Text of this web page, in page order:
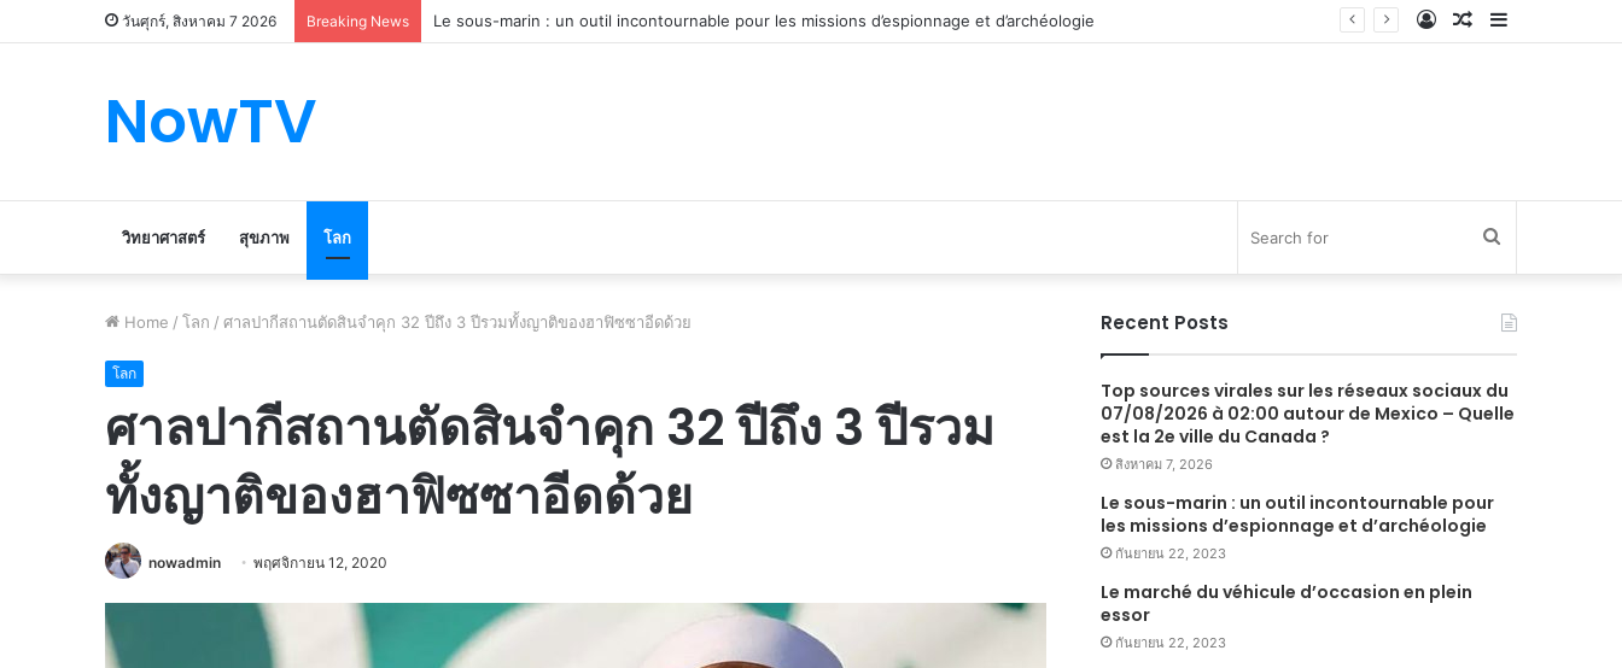
วันศุกร์, สิงหาคม 7 2026 Breaking News Le marché du véhicule d’occasion en plein essor Sidebar
Random
Log
NowTV
วิทยาศาสตร์ สุขภาพ โลก
for
Home / โลก / ศาลปากีสถานตัดสินจำคุก 32 ปีถึง 3 ปีรวมทั้งญาติของฮาฟิซซาอีดด้วย
โลก
ศาลปากีสถานตัดสินจำคุก 32 ปีถึง 3 ปีรวม
ทั้งญาติของฮาฟิซซาอีดด้วย
nowadmin พฤศจิกายน 12, 2020
Recent Posts
Top sources virales sur les réseaux sociaux du
07/08/2026 à 02:00 autour de Mexico – Quelle
est la 2e ville du Canada ?
สิงหาคม 7, 2026
Le sous-marin : un outil incontournable pour
les missions d’espionnage et d’archéologie
กันยายน 22, 2023
Le marché du véhicule d’occasion en plein
essor
กันยายน 22, 2023